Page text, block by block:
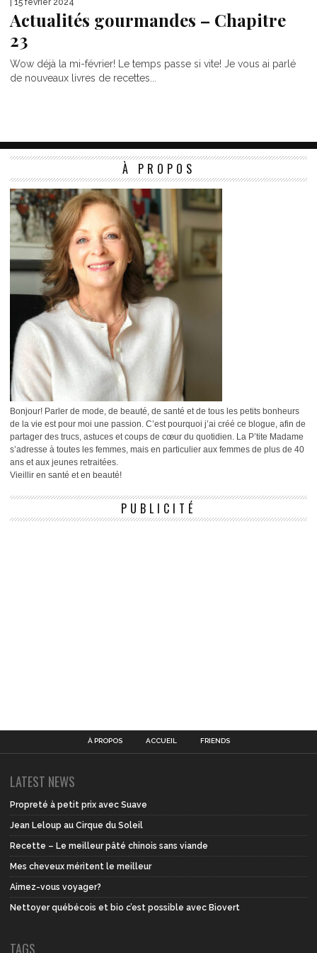
| 15 février 2024
Actualités gourmandes – Chapitre
23
Wow déjà la mi-février! Le temps passe si vite! Je vous ai parlé
de nouveaux livres de recettes...
À PROPOS
Bonjour! Parler de mode, de beauté, de santé et de tous les petits bonheurs
de la vie est pour moi une passion. C’est pourquoi j’ai créé ce blogue, afin de
partager des trucs, astuces et coups de cœur du quotidien. La P’tite Madame
s’adresse à toutes les femmes, mais en particulier aux femmes de plus de 40
ans et aux jeunes retraitées.
Vieillir en santé et en beauté!
PUBLICITÉ
À PROPOS ACCUEIL FRIENDS
LATEST NEWS
Propreté à petit prix avec Suave
Jean Leloup au Cirque du Soleil
Recette – Le meilleur pâté chinois sans viande
Mes cheveux méritent le meilleur
Aimez-vous voyager?
Nettoyer québécois et bio c’est possible avec Biovert
TAGS